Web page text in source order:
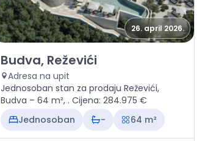
26. april 2026.
Prodaja - Stan Budva, Reževići
Budva, Reževići
Adresa na upit
Jednosoban stan za prodaju Reževići,
Budva – 64 m², . Cijena: 284.975 €
Jednosoban
- 64 m²